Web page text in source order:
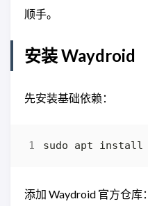
顺手。
安装 Waydroid
先安装基础依赖：
添加 Waydroid 官方仓库：